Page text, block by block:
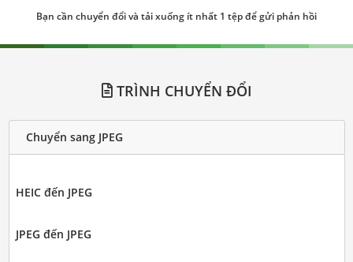
Bạn cần chuyển đổi và tải xuống ít nhất 1 tệp để gửi phản hồi
TRÌNH CHUYỂN ĐỔI
Chuyển sang JPEG
HEIC đến JPEG
JPEG đến JPEG